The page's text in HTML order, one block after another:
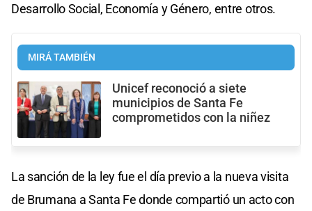
Desarrollo Social, Economía y Género, entre otros.
MIRÁ TAMBIÉN
Unicef reconoció a siete
municipios de Santa Fe
comprometidos con la niñez
La sanción de la ley fue el día previo a la nueva visita
de Brumana a Santa Fe donde compartió un acto con